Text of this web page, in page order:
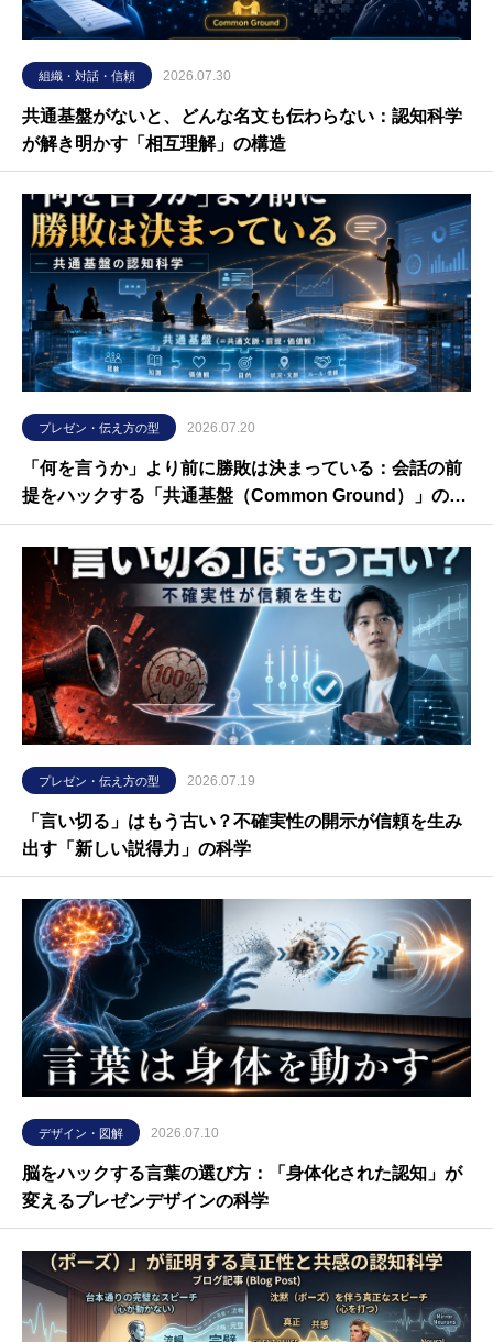
組織・対話・信頼 2026.07.30
共通基盤がないと、どんな名文も伝わらない：認知科学
が解き明かす「相互理解」の構造
プレゼン・伝え方の型 2026.07.20
「何を言うか」より前に勝敗は決まっている：会話の前
提をハックする「共通基盤（Common Ground）」の認
知科学
プレゼン・伝え方の型 2026.07.19
「言い切る」はもう古い？不確実性の開示が信頼を生み
出す「新しい説得力」の科学
デザイン・図解 2026.07.10
脳をハックする言葉の選び方：「身体化された認知」が
変えるプレゼンデザインの科学